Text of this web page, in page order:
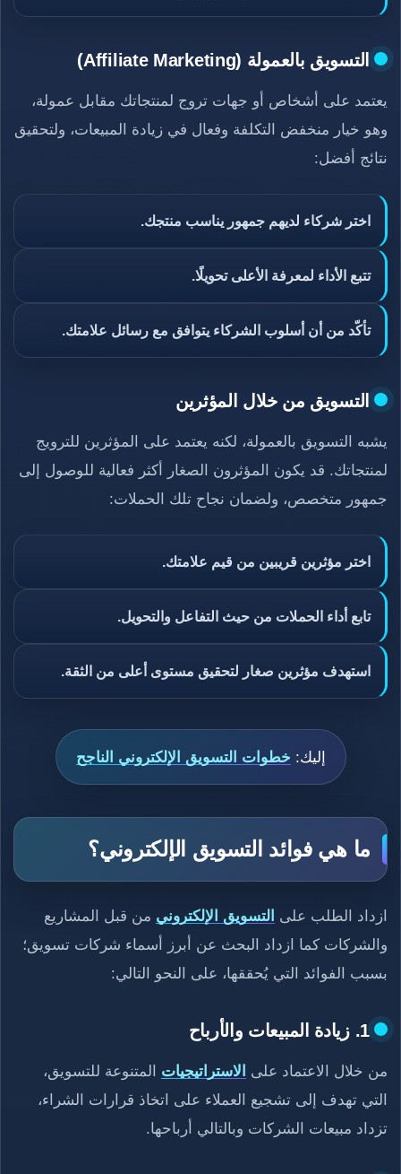
التسويق بالعمولة (Affiliate Marketing)
يعتمد على أشخاص أو جهات تروج لمنتجاتك مقابل عمولة،
وهو خيار منخفض التكلفة وفعال في زيادة المبيعات، ولتحقيق
نتائج أفضل:
اختر شركاء لديهم جمهور يناسب منتجك.
تتبع الأداء لمعرفة الأعلى تحويلًا.
تأكّد من أن أسلوب الشركاء يتوافق مع رسائل علامتك.
التسويق من خلال المؤثرين
يشبه التسويق بالعمولة، لكنه يعتمد على المؤثرين للترويج
لمنتجاتك. قد يكون المؤثرون الصغار أكثر فعالية للوصول إلى
جمهور متخصص، ولضمان نجاح تلك الحملات:
اختر مؤثرين قريبين من قيم علامتك.
تابع أداء الحملات من حيث التفاعل والتحويل.
استهدف مؤثرين صغار لتحقيق مستوى أعلى من الثقة.
إليك: خطوات التسويق الإلكتروني الناجح
ما هي فوائد التسويق الإلكتروني؟
ازداد الطلب على التسويق الإلكتروني من قبل المشاريع
والشركات كما ازداد البحث عن أبرز أسماء شركات تسويق؛
بسبب الفوائد التي يُحققها، على النحو التالي:
1. زيادة المبيعات والأرباح
من خلال الاعتماد على الاستراتيجيات المتنوعة للتسويق،
التي تهدف إلى تشجيع العملاء على اتخاذ قرارات الشراء،
تزداد مبيعات الشركات وبالتالي أرباحها.